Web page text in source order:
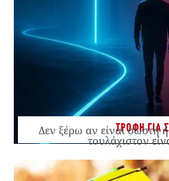
ΤΡΟΦΗ ΓΙΑ
Δεν ξέρω αν είναι σωστή
τουλάχιστον